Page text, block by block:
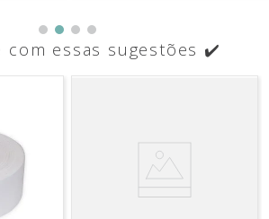
com essas sugestões ✔️